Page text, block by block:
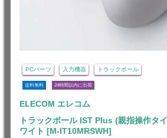
PCパーツ 入力機器 トラックボール
送料無料 24時間以内に出荷
ELECOM エレコム
トラックボール IST Plus (親指操作タ
ワイト [M-IT10MRSWH]